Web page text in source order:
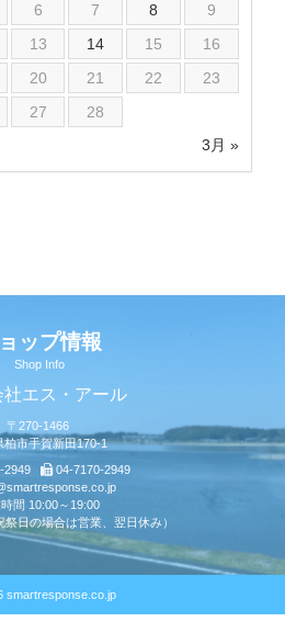
3月 »
6 7 8
9
13 14 15
16
20 21 22
23
27 28
ップ情報
Shop Info
社エス・アール
〒270-1466
柏市手賀新田170-1
2949
04-7170-2949
間 10:00～19:00
日の場合は営業、翌日休み）
smartresponse.co.jp